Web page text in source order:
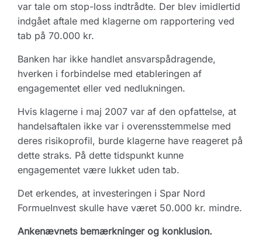
var tale om stop-loss indtrådte. Der blev imidlertid
indgået aftale med klagerne om rapportering ved
tab på 70.000 kr.
Banken har ikke handlet ansvarspådragende,
hverken i forbindelse med etableringen af
engagementet eller ved nedlukningen.
Hvis klagerne i maj 2007 var af den opfattelse, at
handelsaftalen ikke var i overensstemmelse med
deres risikoprofil, burde klagerne have reageret på
dette straks. På dette tidspunkt kunne
engagementet være lukket uden tab.
Det erkendes, at investeringen i Spar Nord
FormueInvest skulle have været 50.000 kr. mindre.
Ankenævnets bemærkninger og konklusion.